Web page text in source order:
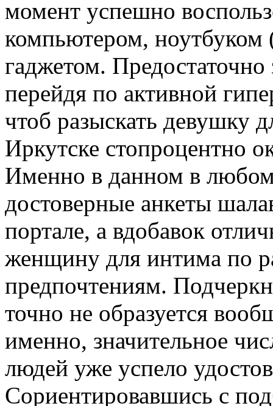
момент успешно
компьютером,
гаджетом.
перейдя по активной
чтоб разыскать девушку
Иркутске стопроцентно
Именно в данном в
достоверные анкеты
портале, а вдобавок
женщину для интима по
предпочтениям.
точно не образуется
именно, значительное
людей уже успело
Сориентировавшись с